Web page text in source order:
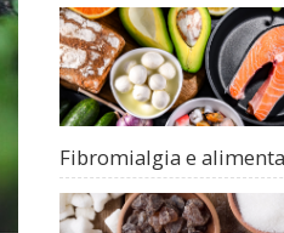
Fibromialgia e